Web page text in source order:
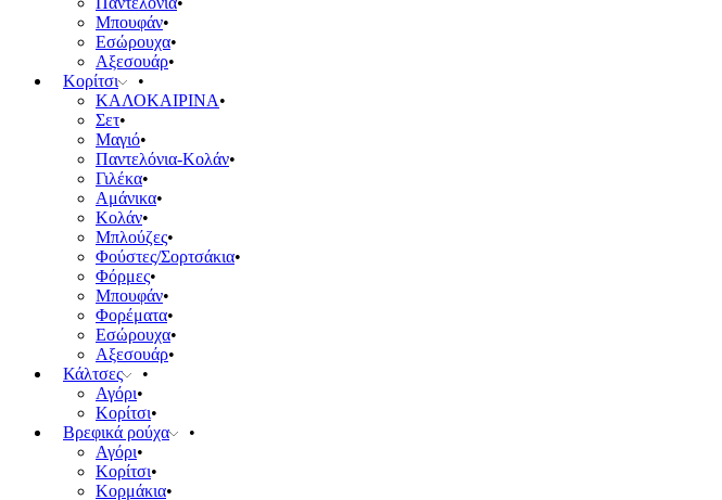
Μπουφάν
Εσώρουχα
Αξεσουάρ
Κορίτσι
ΚΑΛΟΚΑΙΡΙΝΑ
Σετ
Μαγιό
Παντελόνια-Κολάν
Γιλέκα
Αμάνικα
Κολάν
Μπλούζες
Φούστες/Σορτσάκια
Φόρμες
Μπουφάν
Φορέματα
Εσώρουχα
Αξεσουάρ
Κάλτσες
Αγόρι
Κορίτσι
Βρεφικά ρούχα
Αγόρι
Κορίτσι
Κορμάκια